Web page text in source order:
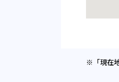
※「現在